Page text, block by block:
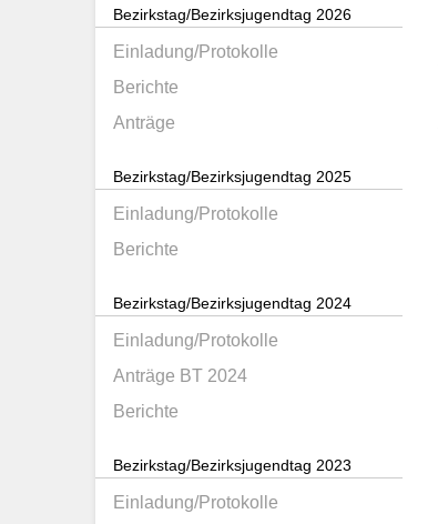
Bezirkstag/Bezirksjugendtag 2026
Einladung/Protokolle
Berichte
Anträge
Bezirkstag/Bezirksjugendtag 2025
Einladung/Protokolle
Berichte
Bezirkstag/Bezirksjugendtag 2024
Einladung/Protokolle
Anträge BT 2024
Berichte
Bezirkstag/Bezirksjugendtag 2023
Einladung/Protokolle